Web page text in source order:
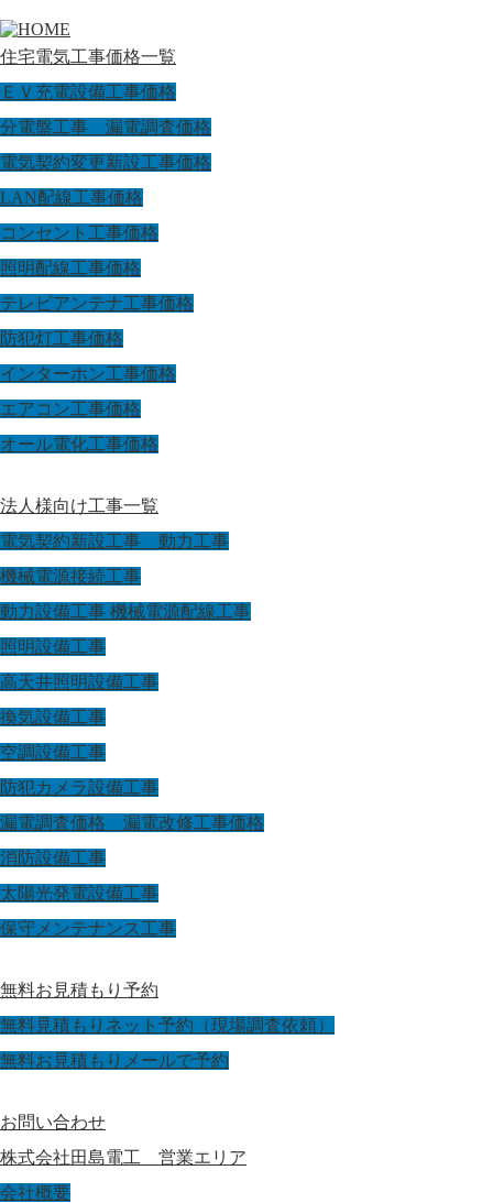
住宅電気工事価格一覧
ＥＶ充電設備工事価格
分電盤工事 漏電調査価格
電気契約変更新設工事価格
LAN配線工事価格
コンセント工事価格
照明配線工事価格
テレビアンテナ工事価格
防犯灯工事価格
インターホン工事価格
エアコン工事価格
オール電化工事価格
法人様向け工事一覧
電気契約新設工事 動力工事
機械電源接続工事
動力設備工事 機械電源配線工事
照明設備工事
高天井照明設備工事
換気設備工事
空調設備工事
防犯カメラ設備工事
漏電調査価格 漏電改修工事価格
消防設備工事
太陽光発電設備工事
保守メンテナンス工事
無料お見積もり予約
無料見積もりネット予約（現場調査依頼）
無料お見積もりメールで予約
お問い合わせ
株式会社田島電工 営業エリア
会社概要